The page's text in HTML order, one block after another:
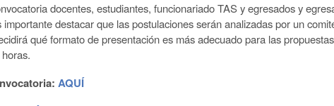
docentes, estudiantes, funcionariado TAS y egresados y
destacar que las postulaciones serán analizadas por un
qué formato de presentación es más adecuado para las
AQUÍ